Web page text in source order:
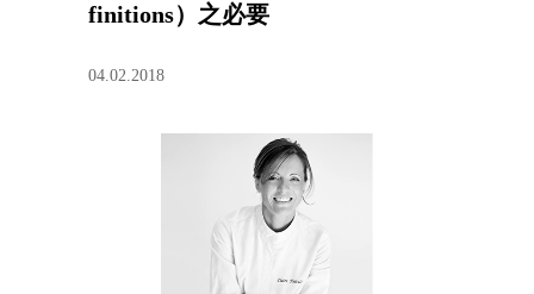
finitions）之必要
04.02.2018